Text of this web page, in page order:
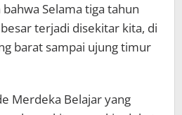
Selama tiga tahun
terjadi disekitar kita, di
barat sampai ujung timur
Merdeka Belajar yang